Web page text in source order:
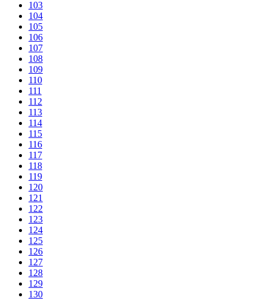
103
104
105
106
107
108
109
110
111
112
113
114
115
116
117
118
119
120
121
122
123
124
125
126
127
128
129
130